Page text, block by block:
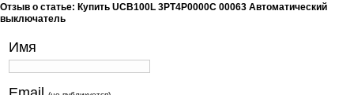
Отзыв о статье: Купить UCB100L 3PT4P0000C 00063 Автоматический
выключатель
Имя